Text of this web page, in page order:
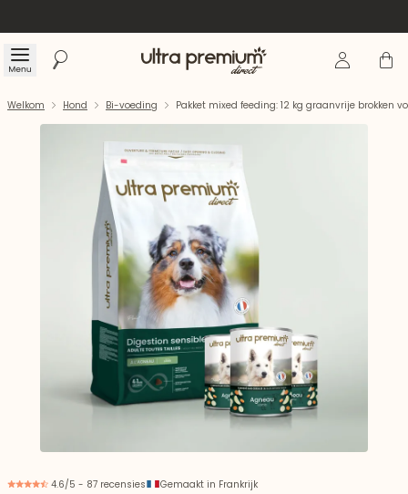
Menu Zoeken Welkom Inloggen
Welkom Hond Bi-voeding Pakket mixed feeding: 12 kg graanvrije brokken
4.6/5 - 87 recensies Gemaakt in Frankrijk